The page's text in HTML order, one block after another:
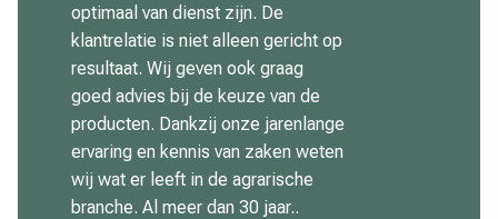
optimaal van dienst zijn. De
klantrelatie is niet alleen gericht op
resultaat. Wij geven ook graag
goed advies bij de keuze van de
producten. Dankzij onze jarenlange
ervaring en kennis van zaken weten
wij wat er leeft in de agrarische
branche. Al meer dan 30 jaar..